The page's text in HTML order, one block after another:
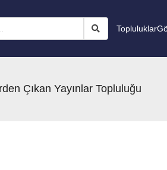
Topluluklar
Çıkan Yayınlar Topluluğu